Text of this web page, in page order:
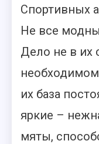
Спортивных
Не все
Дело не в их
их база
яркие –
мяты,